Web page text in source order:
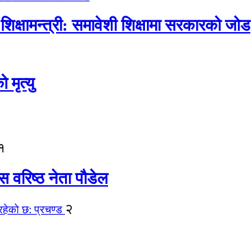
समावेशी शिक्षामा सरकारको जोड
मृत्यु
वरिष्ठ नेता पौडेल
२